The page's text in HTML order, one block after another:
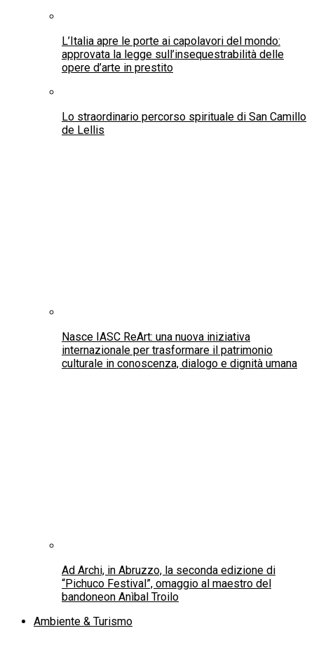
L’Italia apre le porte ai capolavori del mondo:
approvata la legge sull’insequestrabilità delle
opere d’arte in prestito
Lo straordinario percorso spirituale di San Camillo
de Lellis
Nasce IASC ReArt: una nuova iniziativa
internazionale per trasformare il patrimonio
culturale in conoscenza, dialogo e dignità umana
Ad Archi, in Abruzzo, la seconda edizione di
“Pichuco Festival”, omaggio al maestro del
bandoneon Anìbal Troilo
Ambiente & Turismo